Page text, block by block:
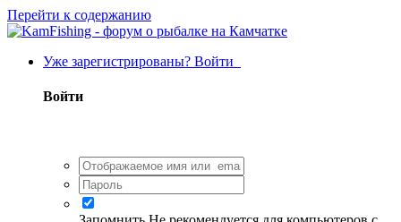
Перейти к содержанию
Уже зарегистрированы? Войти
Войти